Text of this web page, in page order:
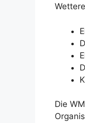
Die